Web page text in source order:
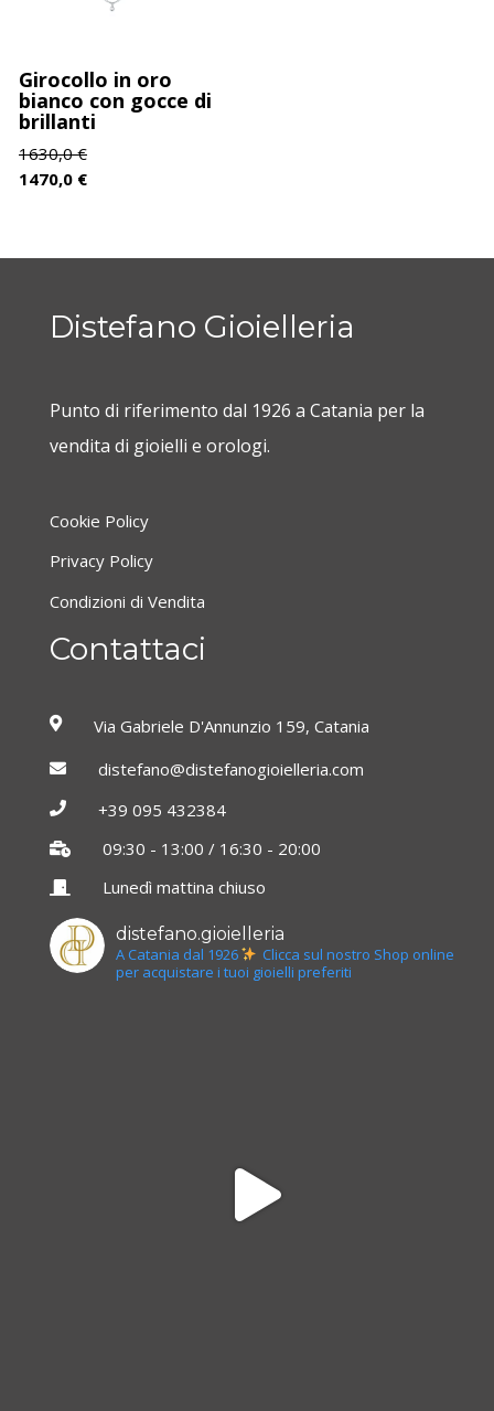
Girocollo in oro
bianco con gocce di
brillanti
1630,0€
1470,0 €
Distefano Gioielleria
Punto di riferimento dal 1926 a Catania per la
vendita di gioielli e orologi.
Cookie Policy
Privacy Policy
Condizioni di Vendita
Contattaci
Via Gabriele D'Annunzio 159, Catania
distefano@distefanogioielleria.com
+39 095 432384
09:30 - 13:00 / 16:30 - 20:00
Lunedì mattina chiuso
distefano.gioielleria
A Catania dal 1926
Clicca sul nostro Shop online
per acquistare i tuoi gioielli preferiti